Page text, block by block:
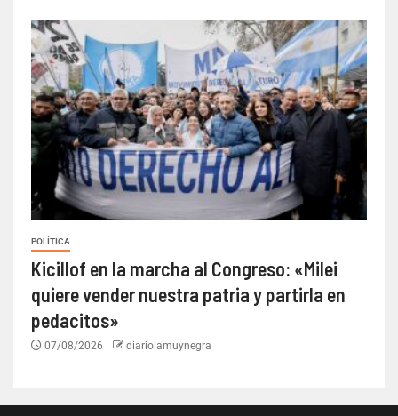
POLÍTICA
Kicillof en la marcha al Congreso: «Milei
quiere vender nuestra patria y partirla en
pedacitos»
07/08/2026 diariolamuynegra